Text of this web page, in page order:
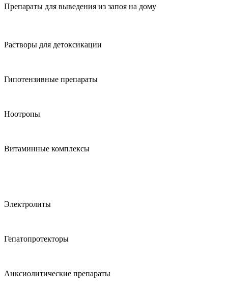
Препараты для выведения из запоя на дому
Растворы для детоксикации
Гипотензивные препараты
Ноотропы
Витаминные комплексы
Электролиты
Гепатопротекторы
Анксиолитические препараты